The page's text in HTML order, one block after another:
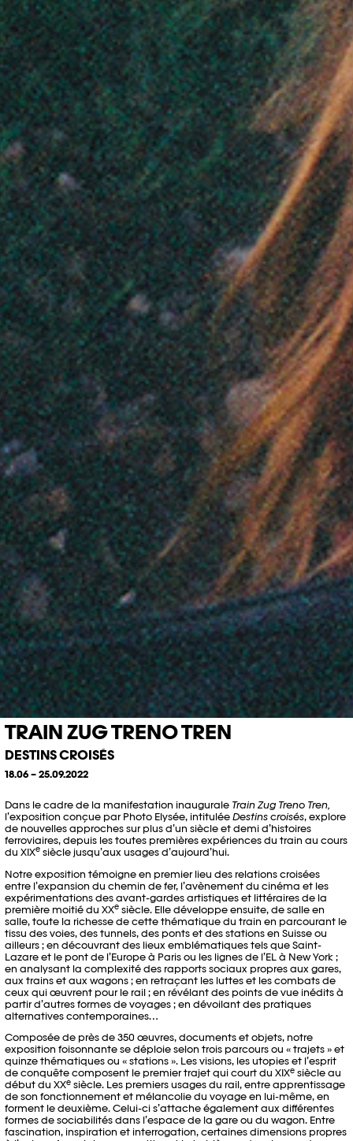
TRAIN ZUG TRENO TREN
DESTINS CROISÉS
18.06 – 25.09.2022
Dans le cadre de la manifestation inaugurale Train Zug Treno Tren,
l’exposition conçue par Photo Elysée, intituléeDestins croisés, explore
de nouvelles approches sur plus d’un siècle et demi d’histoires
ferroviaires, depuis les toutes premières expériences du train au cours
du XIXe siècle jusqu’aux usages d’aujourd’hui.
Notre exposition témoigne en premier lieu des relations croisées
entre l’expansion du chemin de fer, l’avènement du cinéma et les
expérimentations des avant-gardes artistiques et littéraires de la
première moitié du XXe siècle. Elle développe ensuite, de salle en
salle, toute la richesse de cette thématique du train en parcourant le
tissu des voies, des tunnels, des ponts et des stations en Suisse ou
ailleurs ; en découvrant des lieux emblématiques tels que Saint-
Lazare et le pont de l’Europe à Paris ou les lignes de l’EL à New York ;
en analysant la complexité des rapports sociaux propres aux gares,
aux trains et aux wagons ; en retraçant les luttes et les combats de
ceux qui œuvrent pour le rail ; en révélant des points de vue inédits à
partir d’autres formes de voyages ; en dévoilant des pratiques
alternatives contemporaines…
Composée de près de 350 œuvres, documents et objets, notre
exposition foisonnante se déploie selon trois parcours ou « trajets » et
quinze thématiques ou « stations ». Les visions, les utopies et l’esprit
de conquête composent le premier trajet qui court du XIXe siècle au
début du XXe siècle. Les premiers usages du rail, entre apprentissage
de son fonctionnement et mélancolie du voyage en lui-même, en
forment le deuxième. Celui-ci s’attache également aux différentes
formes de sociabilités dans l’espace de la gare ou du wagon. Entre
fascination, inspiration et interrogation, certaines dimensions propres